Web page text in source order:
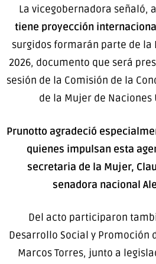
La vicegobernadora señaló,
tiene proyección
surgidos formarán parte de la
2026, documento que será
sesión de la Comisión de la
de la Mujer de Naciones
Prunotto agradeció
quienes impulsan esta
secretaria de la Mujer,
senadora nacional
Del acto participaron
Desarrollo Social y Promoción
Marcos Torres, junto a